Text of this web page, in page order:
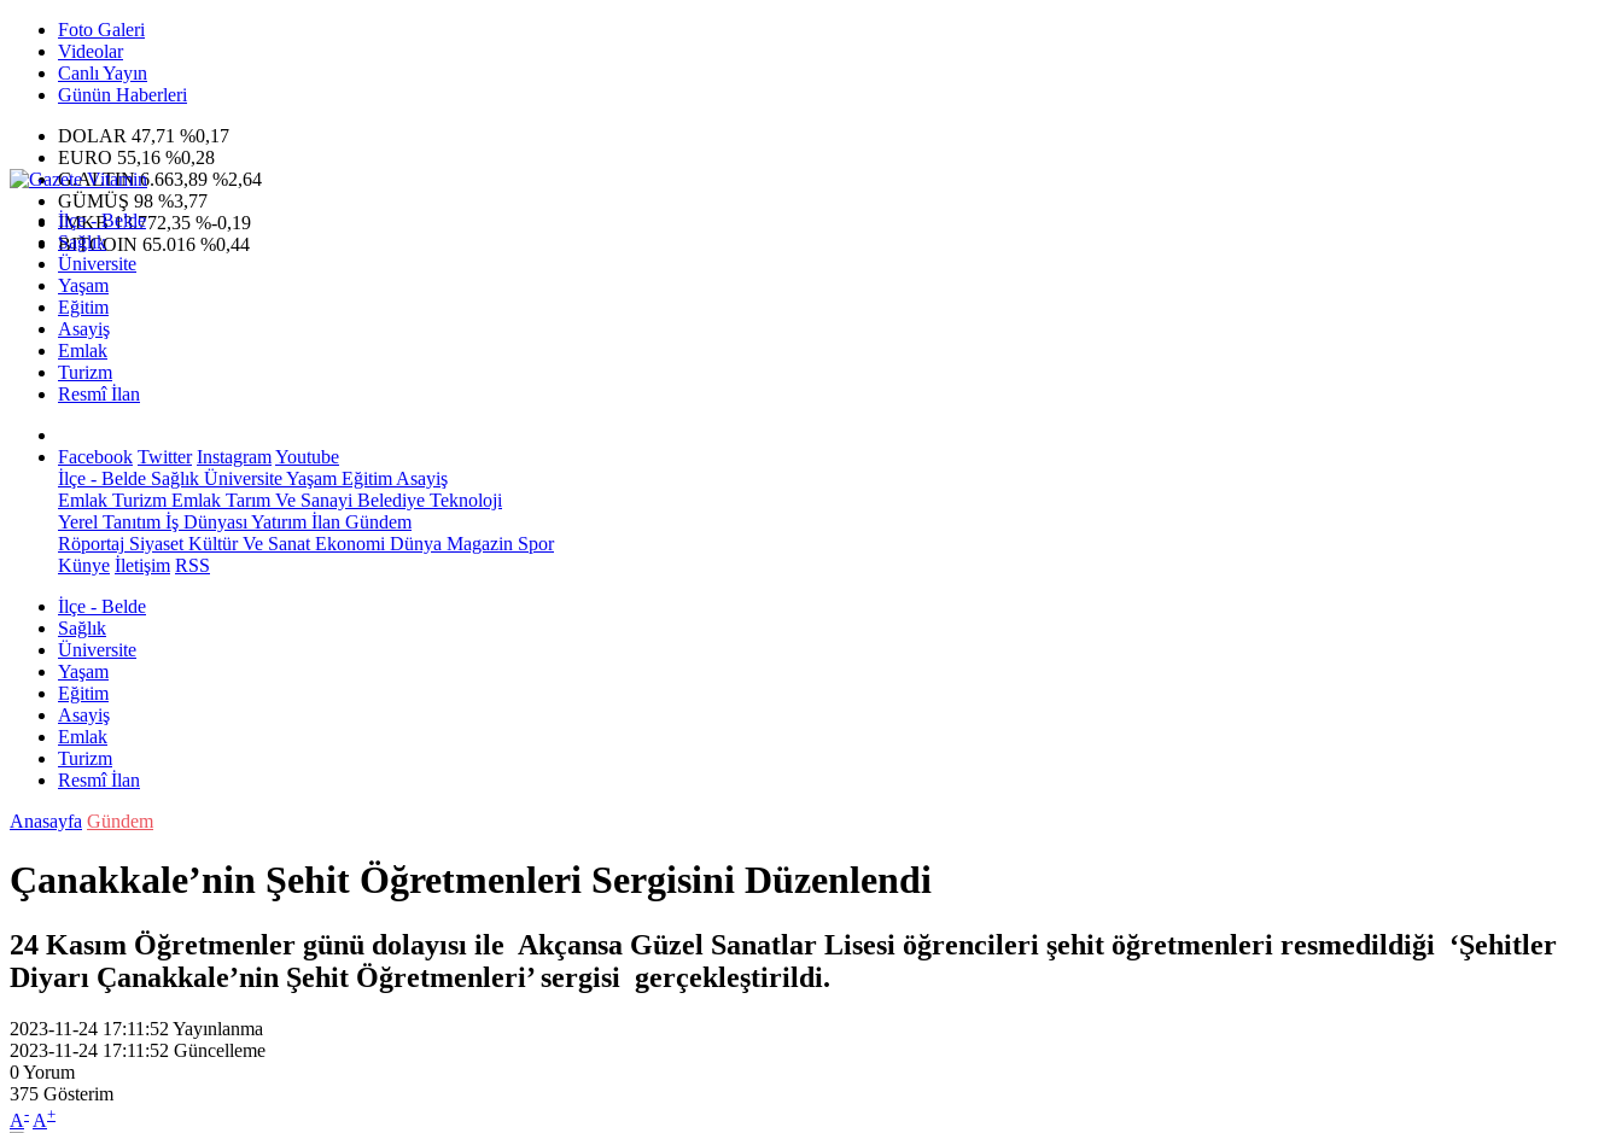
Foto Galeri
Videolar
Canlı Yayın
Günün Haberleri
DOLAR 47,71 %0,17
EURO 55,16 %0,28
G.ALTIN6.663,89 %2,64
GÜMÜŞ 98 %3,77
IMKB13.772,35 %-0,19
BITCOIN 65.016 %0,44
İlçe - Belde
Sağlık
Üniversite
Yaşam
Eğitim
Asayiş
Emlak
Turizm
Resmî İlan
Facebook Twitter InstagramYoutube
İlçe - Belde Sağlık ÜniversiteYaşam Eğitim Asayiş
Emlak Turizm Emlak Tarım Ve Sanayi Belediye Teknoloji
Yerel Tanıtım İş Dünyası Yatırım İlan Gündem
Röportaj Siyaset Kültür Ve Sanat Ekonomi Dünya Magazin Spor
Künye İletişim RSS
İlçe - Belde
Sağlık
Üniversite
Yaşam
Eğitim
Asayiş
Emlak
Turizm
Resmî İlan
Anasayfa Gündem
Çanakkale’nin Şehit Öğretmenleri Sergisini Düzenlendi
24 Kasım Öğretmenler günü dolayısı ile Akçansa Güzel Sanatlar Lisesi öğrencileri şehit öğretmenleri resmedildiği ‘Şehitler
Diyarı Çanakkale’nin Şehit Öğretmenleri’ sergisi gerçekleştirildi.
2023-11-24 17:11:52 Yayınlanma
2023-11-24 17:11:52 Güncelleme
0Yorum
375 Gösterim
A- A+